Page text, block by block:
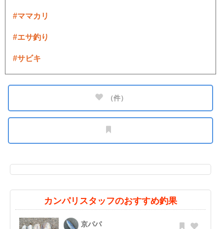
#ママカリ
#エサ釣り
#サビキ
（件）
カンパリスタッフのおすすめ釣果
京パパ